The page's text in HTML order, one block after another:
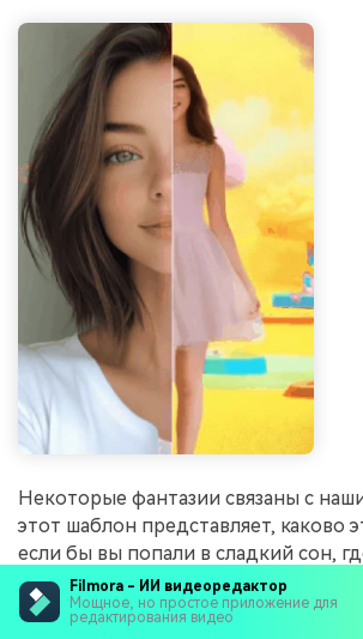
Filmora - ИИ видеоредактор
Мощное, но простое приложение для
редактирования видео
Некоторые фантазии связаны с
этот шаблон представляет, каково
если бы вы попали в сладкий сон,
сладкое.